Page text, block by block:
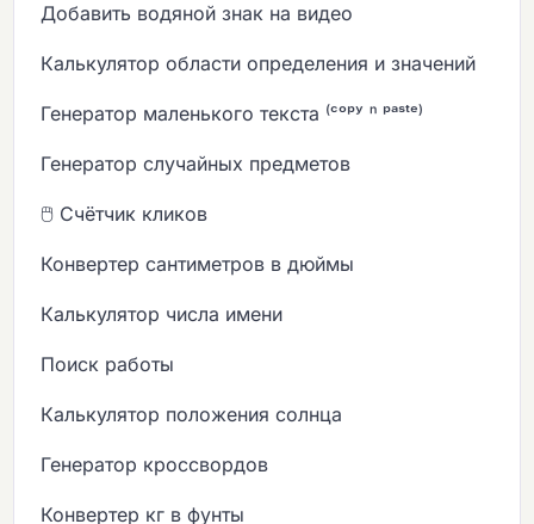
Добавить водяной знак на видео
Калькулятор области определения и значений
Генератор маленького текста ⁽ᶜᵒᵖʸ ⁿ ᵖᵃˢᵗᵉ⁾
Генератор случайных предметов
🖱️ Счётчик кликов
Конвертер сантиметров в дюймы
Калькулятор числа имени
Поиск работы
Калькулятор положения солнца
Генератор кроссвордов
Конвертер кг в фунты